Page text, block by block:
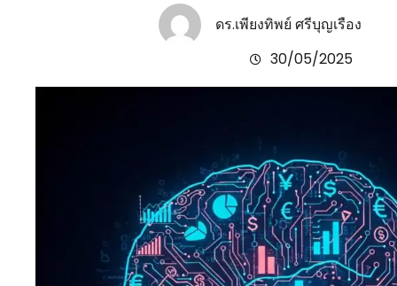
ดร.เพียงทิพย์ ศรีบุญเรือง
30/05/2025